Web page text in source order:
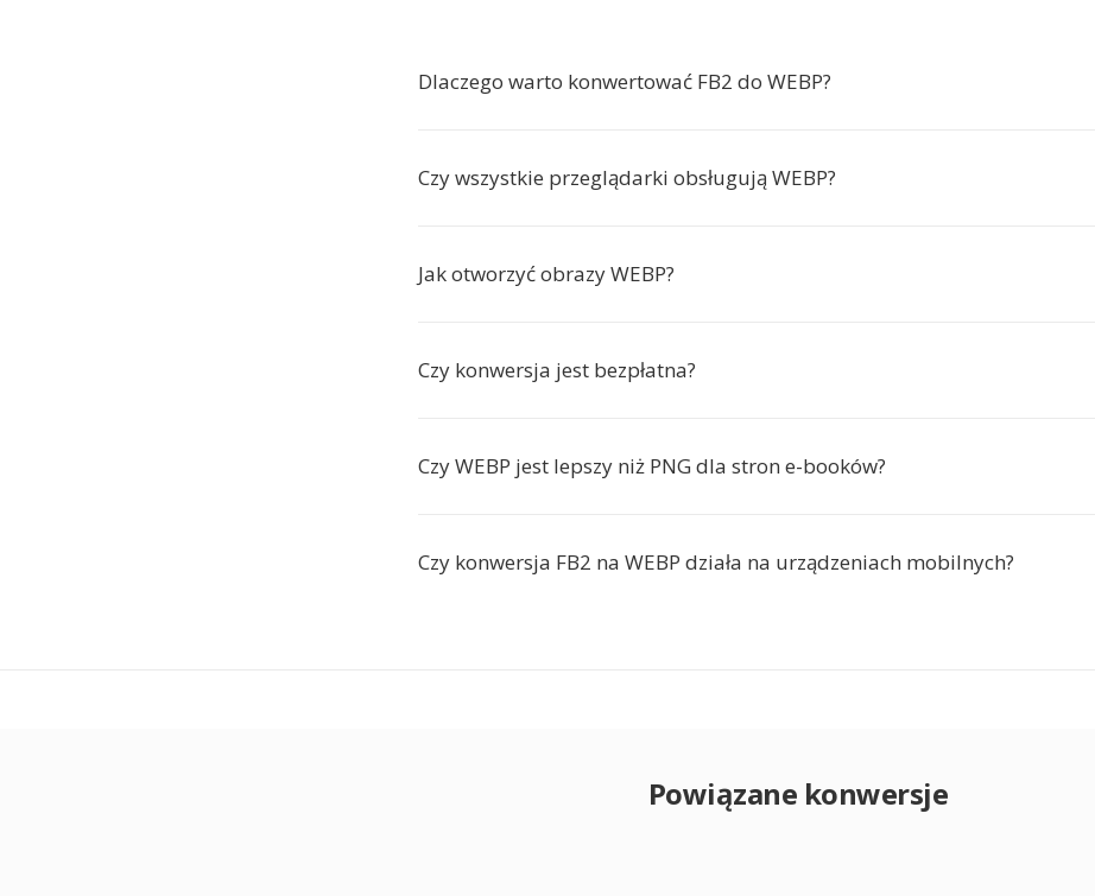
Dlaczego warto konwertować FB2 do WEBP?
Czy wszystkie przeglądarki obsługują WEBP?
Jak otworzyć obrazy WEBP?
Czy konwersja jest bezpłatna?
Czy WEBP jest lepszy niż PNG dla stron e-booków?
Czy konwersja FB2 na WEBP działa na urządzeniach mobilnych?
Powiązane konwersje